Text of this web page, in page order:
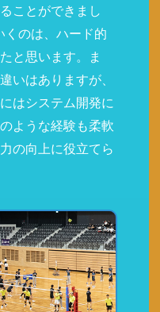
ことができまし
くのは、ハード的
と思います。ま
いはありますが、
はシステム開発に
ような経験も柔軟
の向上に役立てら